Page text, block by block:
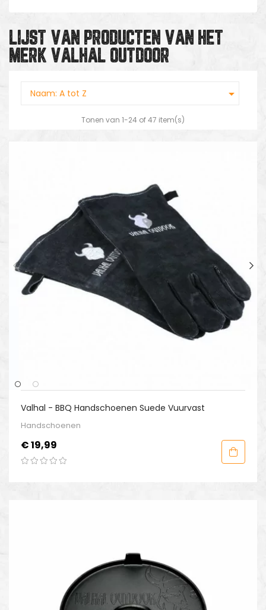
LIJST VAN PRODUCTEN VAN HET
MERK VALHAL OUTDOOR
Naam: A tot Z 
Tonen van 1-24 of 47 item(s)
Valhal - BBQ Handschoenen Suede Vuurvast
Handschoenen
Prijs
€ 19,99